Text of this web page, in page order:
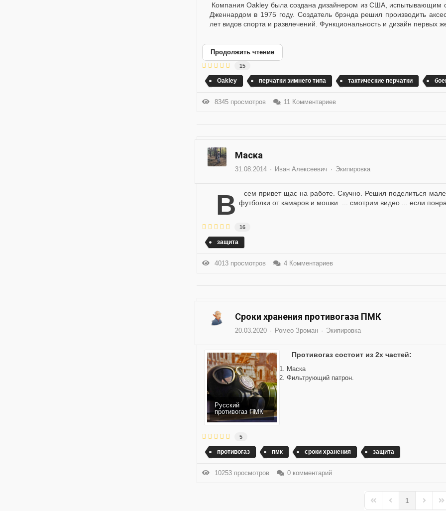
Компания Oakley была создана дизайнером из США, испытывающим
Дженнардом в 1975 году. Создатель брэнда решил производить
лет видов спорта и развлечений. Функциональность и дизайн первых
Продолжить чтение
15
Oakley перчатки зимнего типа тактические перчатки
8345 просмотров 11 Комментариев
Маска
31.08.2014 Иван Алексеевич Экипировка
Всем привет щас на работе. Скучно. Решил поделиться маленьким опытом как на природе сделать маску из футболки от камаров и мошки ... смотрим видео ... если
16
защита
4013 просмотров 4 Комментариев
Сроки хранения противогаза ПМК
20.03.2020 Ромео Зроман Экипировка
Русский
противогаз ПМК
Противогаз состоит из 2х частей:
Маска
Фильтрующий патрон.
5
противогаз пмк сроки хранения защита
10253 просмотров 0 комментарий
First PagePrevious Page
1
Next